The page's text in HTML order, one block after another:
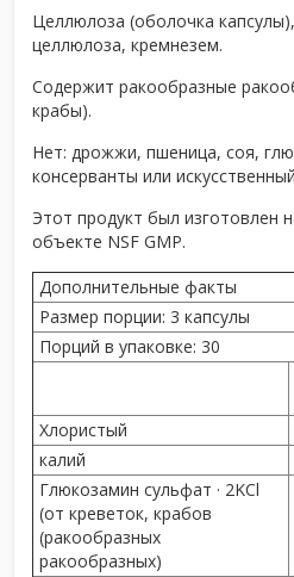
Целлюлоза (оболочка
целлюлоза, кремнезем.
Содержит ракообразные
крабы).
Нет: дрожжи, пшеница, соя,
консерванты или
Этот продукт был изготовлен
объекте NSF GMP.
Дополнительные факты
Размер порции: 3 капсулы
Порций в упаковке: 30
Хлористый
калий
Глюкозамин сульфат · 2KCl
(от креветок, крабов
(ракообразных
ракообразных)